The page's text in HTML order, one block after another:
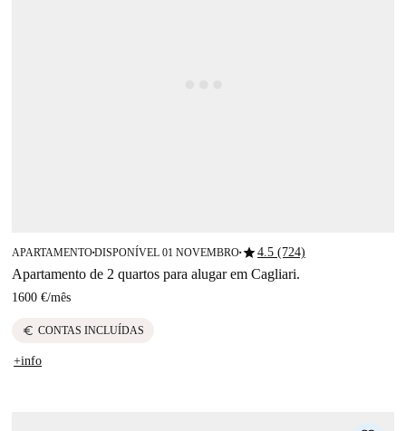
APARTAMENTO■DISPONÍVEL 01 NOVEMBRO■star4.5 (724)
Apartamento de 2 quartos para alugar em Cagliari.
1600 €/mês
euro CONTAS INCLUÍDAS
+info